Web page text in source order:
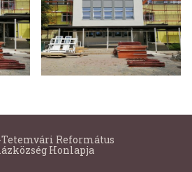
Református
Honlapja